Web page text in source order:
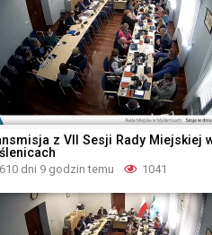
z VII Sesji Rady Miejskiej
610 dni 9 godzin temu 1041